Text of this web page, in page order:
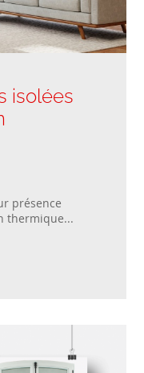
isolées
présence
thermique...